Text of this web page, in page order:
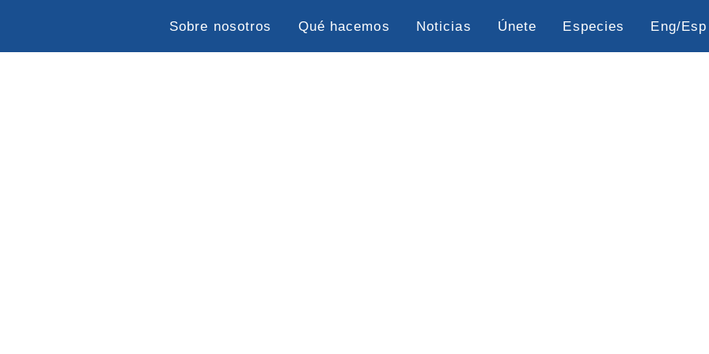
Sobre nosotros Qué hacemos Noticias Únete Especies Eng/Esp